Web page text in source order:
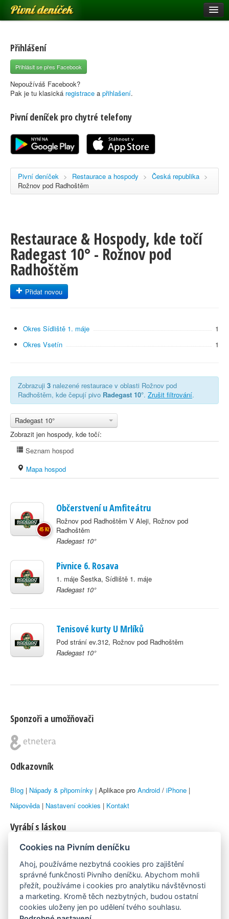
Pivní deníček
Pivní mapa
Pivní značky
Nápověda
Registrace
Přihlášení
Přihlásit se přes Facebook
Nepoužíváš Facebook?
Pak je tu klasická registrace a přihlašení.
Pivní deníček pro chytré telefony
Pivní deníček > Restaurace a hospody > Česká republika >
Rožnov pod Radhoštěm
Restaurace & Hospody, kde točí
Radegast 10° - Rožnov pod
Radhoštěm
Přidat novou
Okres Sídliště 1. máje
1
Okres Vsetín
1
Zobrazuji 3 nalezené restaurace v oblasti Rožnov pod
Radhoštěm, kde čepují pivo Radegast 10°. Zrušit filtrování.
Radegast 10°
Zobrazit jen hospody, kde točí:
Seznam hospod
Mapa hospod
Občerstvení u Amfiteátru
Rožnov pod Radhoštěm V Aleji, Rožnov pod
Radhoštěm
Radegast 10°
45 Kč
Pivnice 6. Rosava
1. máje Šestka, Sídliště 1. máje
Radegast 10°
Tenisové kurty U Mrlíků
Pod strání ev.312, Rožnov pod Radhoštěm
Radegast 10°
Sponzoři a umožňovači
Odkazovník
Blog | Nápady & připomínky | Aplikace pro Android / iPhone |
Nápověda | Nastavení cookies | Kontakt
Vyrábí s láskou
© 2010–2026 byLukáš Zemanaka Emka
Máme rádi
Pivní.info
Cookies na Pivním deníčku
Ahoj, používáme nezbytná cookies pro zajištění
správné funkčnosti Pivního deníčku. Abychom mohli
přežít, používáme i cookies pro analytiku návštěvnosti
a marketing. Kromě těch nezbytných, budou ostatní
cookies uloženy jen po udělení tvého souhlasu.